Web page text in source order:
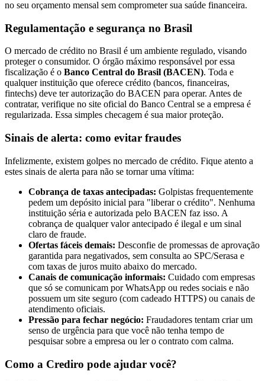
no seu orçamento mensal sem comprometer sua saúde financeira.
Regulamentação e segurança no Brasil
O mercado de crédito no Brasil é um ambiente regulado, visando
proteger o consumidor. O órgão máximo responsável por essa
fiscalização é o Banco Central do Brasil (BACEN). Toda e
qualquer instituição que oferece crédito (bancos, financeiras,
fintechs) deve ter autorização do BACEN para operar. Antes de
contratar, verifique no site oficial do Banco Central se a empresa é
regularizada. Essa simples checagem é sua maior proteção.
Sinais de alerta: como evitar fraudes
Infelizmente, existem golpes no mercado de crédito. Fique atento a
estes sinais de alerta para não se tornar uma vítima:
Cobrança de taxas antecipadas: Golpistas frequentemente
pedem um depósito inicial para "liberar o crédito". Nenhuma
instituição séria e autorizada pelo BACEN faz isso. A
cobrança de qualquer valor antecipado é ilegal e um sinal
claro de fraude.
Ofertas fáceis demais: Desconfie de promessas de aprovação
garantida para negativados, sem consulta ao SPC/Serasa e
com taxas de juros muito abaixo do mercado.
Canais de comunicação informais: Cuidado com empresas
que só se comunicam por WhatsApp ou redes sociais e não
possuem um site seguro (com cadeado HTTPS) ou canais de
atendimento oficiais.
Pressão para fechar negócio: Fraudadores tentam criar um
senso de urgência para que você não tenha tempo de
pesquisar sobre a empresa ou ler o contrato com calma.
Como a Crediro pode ajudar você?